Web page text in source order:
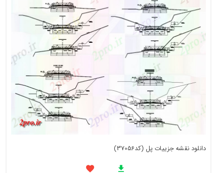
دانلود نقشه جزییات پل (کد37056)